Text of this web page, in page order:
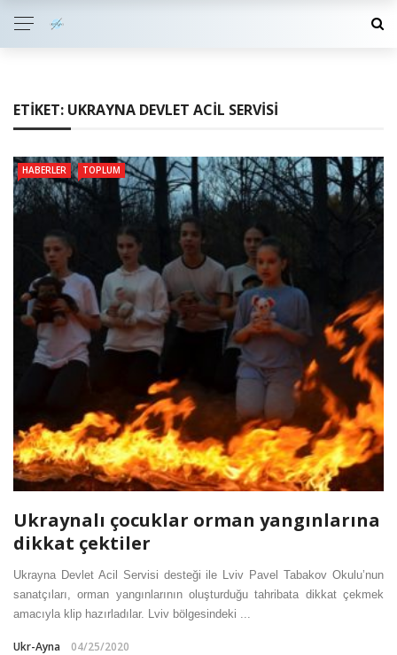
ETIKET: UKRAYNA DEVLET ACIL SERVISI
HABERLER TOPLUM
Ukraynalı çocuklar orman yangınlarına
dikkat çektiler
Ukrayna Devlet Acil Servisi desteği ile Lviv Pavel Tabakov Okulu’nun
sanatçıları, orman yangınlarının oluşturduğu tahribata dikkat çekmek
amacıyla klip hazırladılar. Lviv bölgesindeki ...
Ukr-Ayna 04/25/2020